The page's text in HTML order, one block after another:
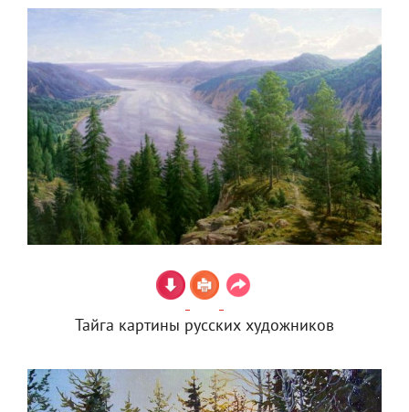
Тайга картины русских художников